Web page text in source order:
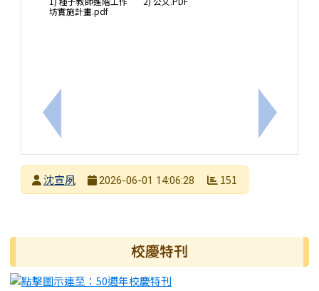
上一筆：轉知國立清華大學辦理「115學年度中等學校
坊實施計畫.pdf
下一筆：
發布者
沈宣夙
2026-06-01 14:06:28 151
右邊區域內容 校慶特刊